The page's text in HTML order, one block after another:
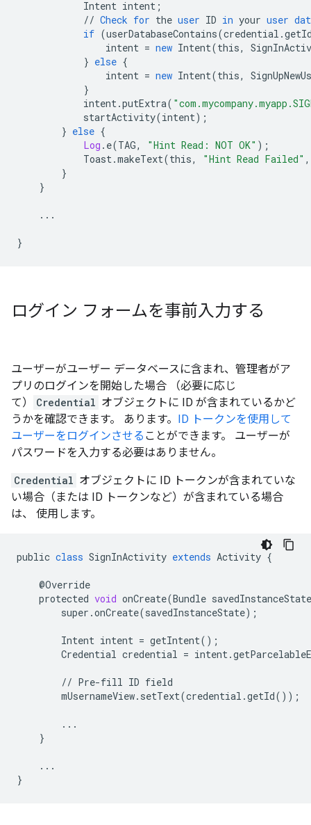
Intent intent ;
// Check for the user ID in your user
if (userDatabaseContains(credential .
intent = new Intent(this,
} else {
intent = new Intent(this,
}
intent.putExtra(
startActivity(intent);
} else {
Log . e(TAG, "Hint Read: NOT OK" );
Toast.makeText(this, "Hint Read Failed" ,
}
}
...
}
ログイン フォームを事前入力する
ユーザーがユーザー データベースに含まれ、管理者がア
プリのログインを開始した場合 （必要に応じ
て）
Credential オブジェクトに ID が含まれているかど
うかを確認できます。 あります。
ID トークンを使用して
ユーザーをログインさせる ことができます。 ユーザーが
パスワードを入力する必要はありません。
Credential オブジェクトに ID トークンが含まれていな
い場合（または ID トークンなど）が含まれている場合
は、 使用します。
public class SignInActivity extends Activity {
@Override
protected void onCreate(Bundle savedInstanceState
super .onCreate(savedInstanceState);
Intent intent = getIntent();
Credential credential = intent.
// Pre-fill ID field
mUsernameView. setText(credential .getId());
...
}
...
}